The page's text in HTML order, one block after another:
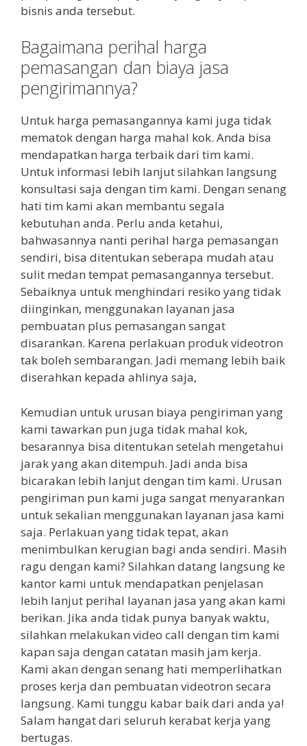
bisnis anda tersebut.
Bagaimana perihal harga
pemasangan dan biaya jasa
pengirimannya?
Untuk harga pemasangannya kami juga tidak
mematok dengan harga mahal kok. Anda bisa
mendapatkan harga terbaik dari tim kami.
Untuk informasi lebih lanjut silahkan langsung
konsultasi saja dengan tim kami. Dengan senang
hati tim kami akan membantu segala
kebutuhan anda. Perlu anda ketahui,
bahwasannya nanti perihal harga pemasangan
sendiri, bisa ditentukan seberapa mudah atau
sulit medan tempat pemasangannya tersebut.
Sebaiknya untuk menghindari resiko yang tidak
diinginkan, menggunakan layanan jasa
pembuatan plus pemasangan sangat
disarankan. Karena perlakuan produk videotron
tak boleh sembarangan. Jadi memang lebih baik
diserahkan kepada ahlinya saja,
Kemudian untuk urusan biaya pengiriman yang
kami tawarkan pun juga tidak mahal kok,
besarannya bisa ditentukan setelah mengetahui
jarak yang akan ditempuh. Jadi anda bisa
bicarakan lebih lanjut dengan tim kami. Urusan
pengiriman pun kami juga sangat menyarankan
untuk sekalian menggunakan layanan jasa kami
saja. Perlakuan yang tidak tepat, akan
menimbulkan kerugian bagi anda sendiri. Masih
ragu dengan kami? Silahkan datang langsung ke
kantor kami untuk mendapatkan penjelasan
lebih lanjut perihal layanan jasa yang akan kami
berikan. Jika anda tidak punya banyak waktu,
silahkan melakukan video call dengan tim kami
kapan saja dengan catatan masih jam kerja.
Kami akan dengan senang hati memperlihatkan
proses kerja dan pembuatan videotron secara
langsung. Kami tunggu kabar baik dari anda ya!
Salam hangat dari seluruh kerabat kerja yang
bertugas.